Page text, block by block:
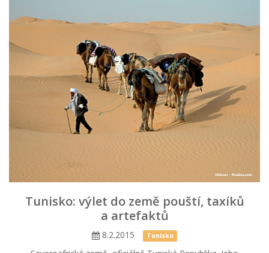
Tunisko: výlet do země pouští, taxíků
a artefaktů
8.2.2015 Tunisko